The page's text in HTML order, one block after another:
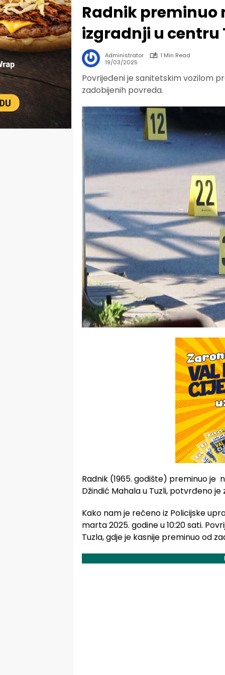
Radnik preminuo
izgradnji u centru
Administrator
1 Min Read
19/03/2025
Povrijeđeni je sanitetskim vozilom
zadobijenih povreda.
Radnik (1965. godište) preminuo je
Džindić Mahala u Tuzli, potvrđeno
Kako nam je rečeno iz Policijske
marta 2025. godine u 10:20 sati.
Tuzla, gdje je kasnije preminuo od